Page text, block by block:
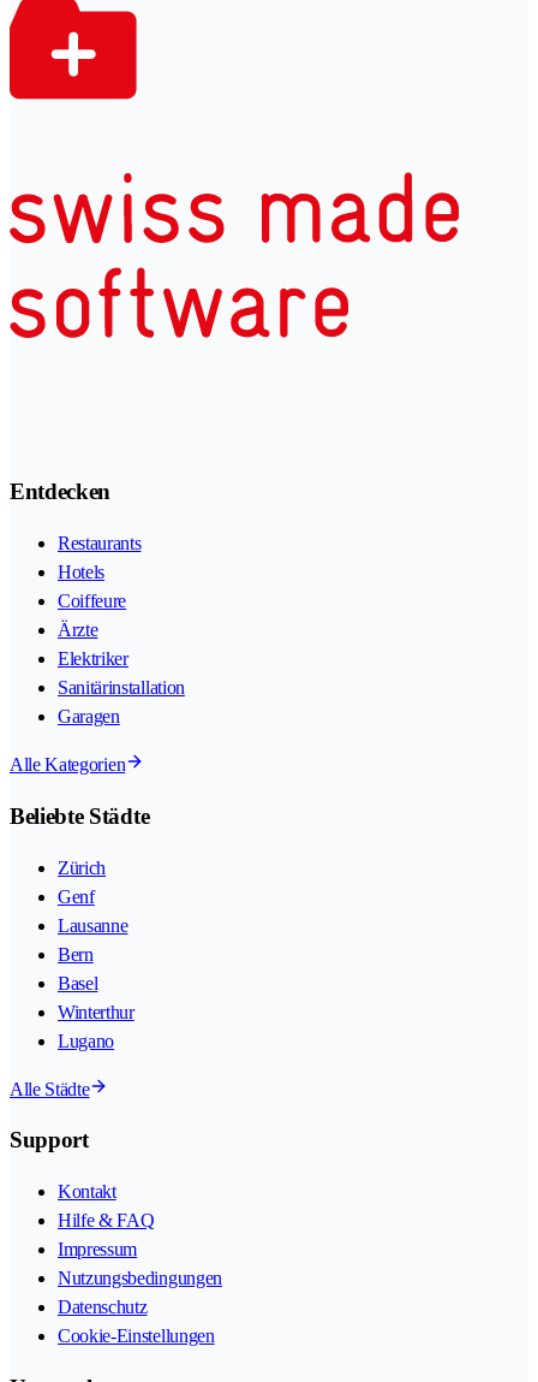
Entdecken
Restaurants
Hotels
Coiffeure
Ärzte
Elektriker
Sanitärinstallation
Garagen
Alle Kategorien
Beliebte Städte
Zürich
Genf
Lausanne
Bern
Basel
Winterthur
Lugano
Alle Städte
Support
Kontakt
Hilfe & FAQ
Impressum
Nutzungsbedingungen
Datenschutz
Cookie-Einstellungen